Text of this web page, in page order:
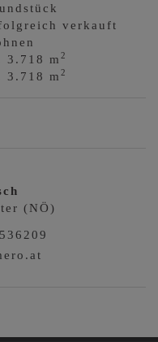
verkauft
3.718 m2
3.718 m2
(NÖ)